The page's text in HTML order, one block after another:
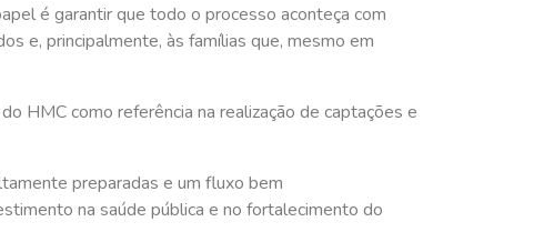
é garantir que todo o processo aconteça com
e, principalmente, às famílias que, mesmo em
HMC como referência na realização de captações e
preparadas e um fluxo bem
na saúde pública e no fortalecimento do